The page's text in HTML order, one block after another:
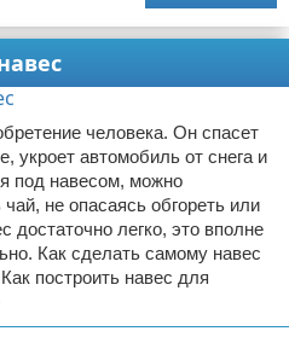
человека. Он спасет
укроет автомобиль от снега и
под навесом, можно
не опасаясь обгореть или
достаточно легко, это вполне
Как сделать самому навес
построить навес для